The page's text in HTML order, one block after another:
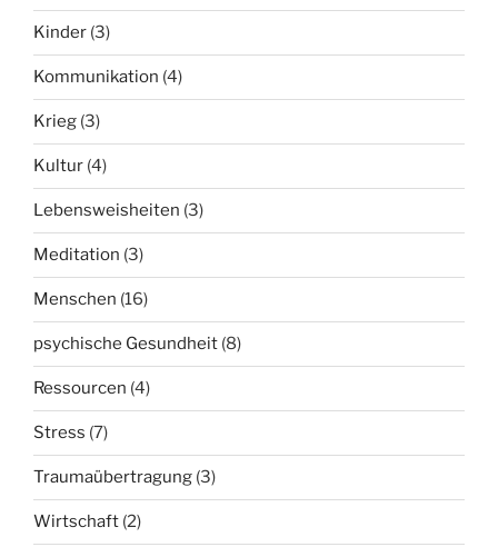
Kinder (3)
Kommunikation (4)
Krieg (3)
Kultur (4)
Lebensweisheiten (3)
Meditation (3)
Menschen (16)
psychische Gesundheit (8)
Ressourcen (4)
Stress (7)
Traumaübertragung (3)
Wirtschaft (2)